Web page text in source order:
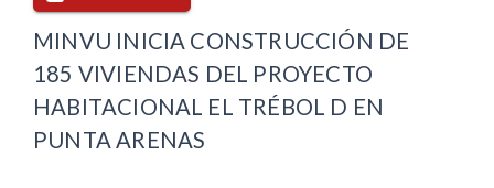
MINVU INICIA CONSTRUCCIÓN DE
185 VIVIENDAS DEL PROYECTO
HABITACIONAL EL TRÉBOL D EN
PUNTA ARENAS